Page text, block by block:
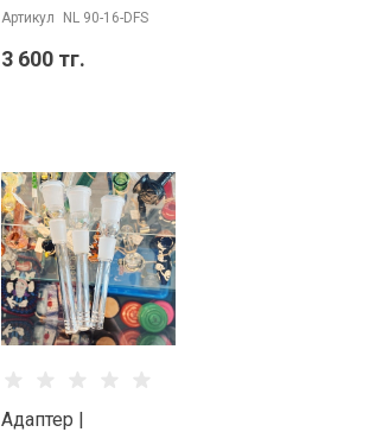
Артикул NL 90-16-DFS
3 600 тг.
Адаптер |